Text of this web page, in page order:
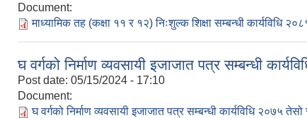
Document:
माध्यामिक तह (कक्षा ११ र १२) निःशुल्क शिक्षा सम्बन्धी कार्यविधि
घ वर्गको निर्माण व्यवसायी इजाजात पत्र सम्बन्धी
Post date: 05/15/2024 - 17:10
Document:
घ वर्गको निर्माण व्यवसायी इजाजात पत्र सम्बन्धी कार्यविधि २०७५